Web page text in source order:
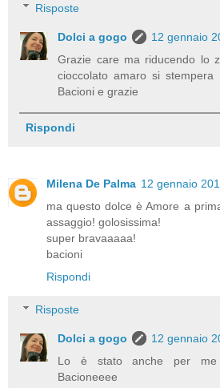
Risposte
Dolci a gogo
12 gennaio
Grazie care ma riducendo lo
cioccolato amaro si
Bacioni e grazie
Rispondi
Milena De Palma 12 gennaio
ma questo dolce è Amore a
assaggio! golosissima!
super bravaaaaa!
bacioni
Rispondi
Risposte
Dolci a gogo
12 gennaio
Lo è stato anche per
Bacioneeee